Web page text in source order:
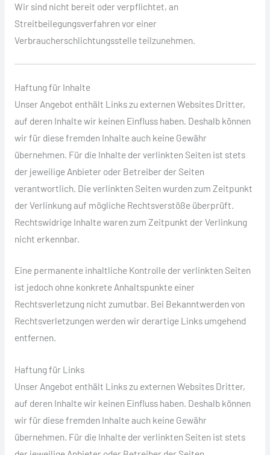
Wir sind nicht bereit oder verpflichtet, an
Streitbeilegungsverfahren vor einer
Verbraucherschlichtungsstelle teilzunehmen.
Haftung für Inhalte
Unser Angebot enthält Links zu externen Websites Dritter,
auf deren Inhalte wir keinen Einfluss haben. Deshalb können
wir für diese fremden Inhalte auch keine Gewähr
übernehmen. Für die Inhalte der verlinkten Seiten ist stets
der jeweilige Anbieter oder Betreiber der Seiten
verantwortlich. Die verlinkten Seiten wurden zum Zeitpunkt
der Verlinkung auf mögliche Rechtsverstöße überprüft.
Rechtswidrige Inhalte waren zum Zeitpunkt der Verlinkung
nicht erkennbar.
Eine permanente inhaltliche Kontrolle der verlinkten Seiten
ist jedoch ohne konkrete Anhaltspunkte einer
Rechtsverletzung nicht zumutbar. Bei Bekanntwerden von
Rechtsverletzungen werden wir derartige Links umgehend
entfernen.
Haftung für Links
Unser Angebot enthält Links zu externen Websites Dritter,
auf deren Inhalte wir keinen Einfluss haben. Deshalb können
wir für diese fremden Inhalte auch keine Gewähr
übernehmen. Für die Inhalte der verlinkten Seiten ist stets